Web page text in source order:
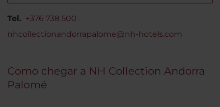
Tel. +376 738 500
nhcollectionandorrapalome@nh-hotels.com
Como chegar a NH Collection Andorra
Palomé